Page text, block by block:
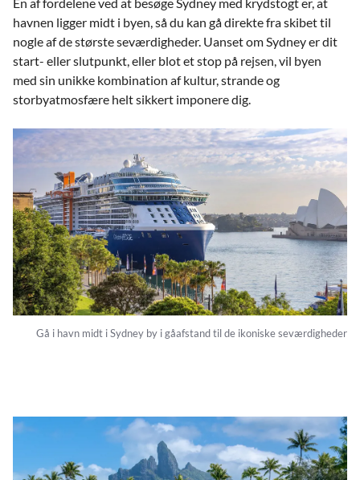
havnen ligger midt i byen, så du kan gå direkte fra skibet til
nogle af de største seværdigheder. Uanset om Sydney er dit
start- eller slutpunkt, eller blot et stop på rejsen, vil byen
med sin unikke kombination af kultur, strande og
storbyatmosfære helt sikkert imponere dig.
Gå i havn midt i Sydney by i gåafstand til de ikoniske seværdigheder